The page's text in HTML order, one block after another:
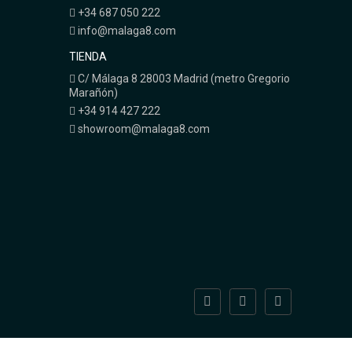
+34 687 050 222
info@malaga8.com
TIENDA
C/ Málaga 8 28003 Madrid (metro Gregorio
Marañón)
+34 914 427 222
showroom@malaga8.com